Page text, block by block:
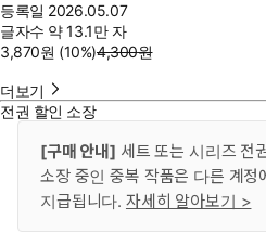
등록일 2026.05.07
글자수 약 13.1만 자
3,870원 (10%)4,300원
더보기
전권 할인 소장
[구매 안내] 세트 또는 시리즈 전
소장 중인 중복 작품은 다른 계정
지급됩니다. 자세히 알아보기 >